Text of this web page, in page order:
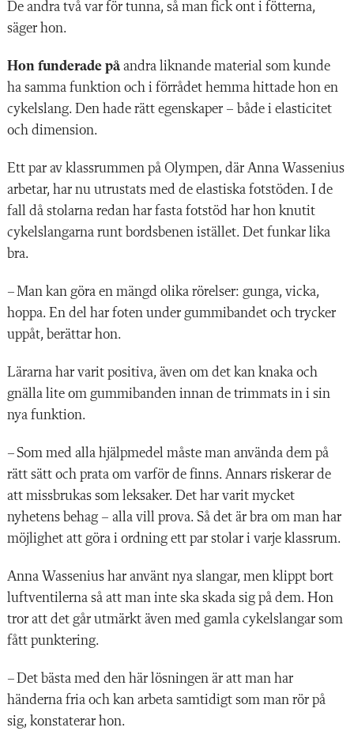
De andra två var för tunna, så man fick ont i fötterna,
säger hon.
Hon funderade på andra liknande material som kunde
ha samma funktion och i förrådet hemma hittade hon en
cykelslang. Den hade rätt egenskaper – både i elasticitet
och dimension.
Ett par av klassrummen på Olympen, där Anna Wassenius
arbetar, har nu utrustats med de elastiska fotstöden. I de
fall då stolarna redan har fasta fotstöd har hon knutit
cykelslangarna runt bordsbenen istället. Det funkar lika
bra.
– Man kan göra en mängd olika rörelser: gunga, vicka,
hoppa. En del har foten under gummibandet och trycker
uppåt, berättar hon.
Lärarna har varit positiva, även om det kan knaka och
gnälla lite om gummibanden innan de trimmats in i sin
nya funktion.
– Som med alla hjälpmedel måste man använda dem på
rätt sätt och prata om varför de finns. Annars riskerar de
att missbrukas som leksaker. Det har varit mycket
nyhetens behag – alla vill prova. Så det är bra om man har
möjlighet att göra i ordning ett par stolar i varje klassrum.
Anna Wassenius har använt nya slangar, men klippt bort
luftventilerna så att man inte ska skada sig på dem. Hon
tror att det går utmärkt även med gamla cykelslangar som
fått punktering.
– Det bästa med den här lösningen är att man har
händerna fria och kan arbeta samtidigt som man rör på
sig, konstaterar hon.